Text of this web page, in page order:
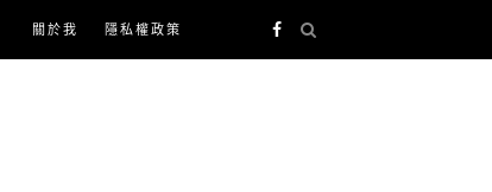
關於我 隱私權政策